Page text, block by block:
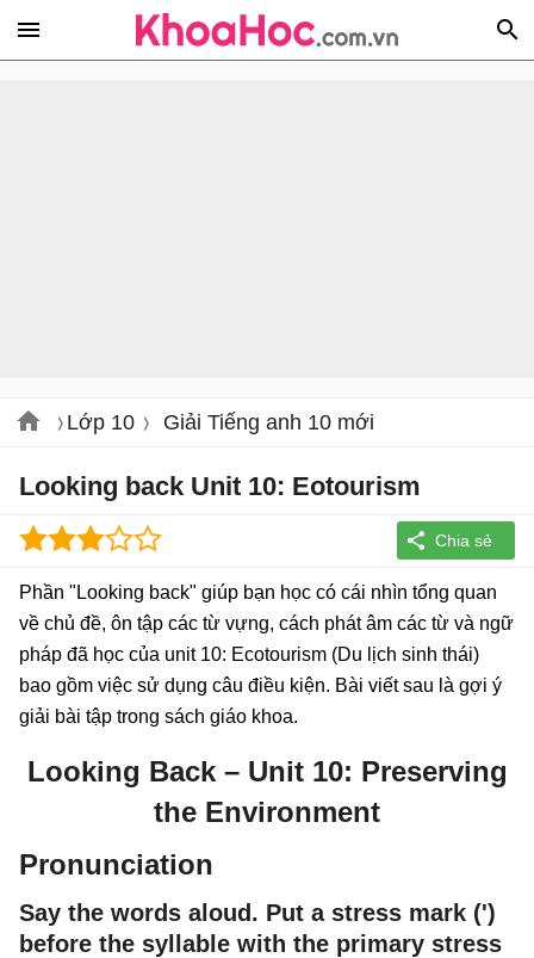
Lớp 10 Giải Tiếng anh 10 mới
Looking back Unit 10: Eotourism
Phần "Looking back" giúp bạn học có cái nhìn tổng quan
về chủ đề, ôn tập các từ vựng, cách phát âm các từ và ngữ
pháp đã học của unit 10: Ecotourism (Du lịch sinh thái)
bao gồm việc sử dụng câu điều kiện. Bài viết sau là gợi ý
giải bài tập trong sách giáo khoa.
Looking Back – Unit 10: Preserving
the Environment
Pronunciation
Say the words aloud. Put a stress mark (')
before the syllable with the primary stress